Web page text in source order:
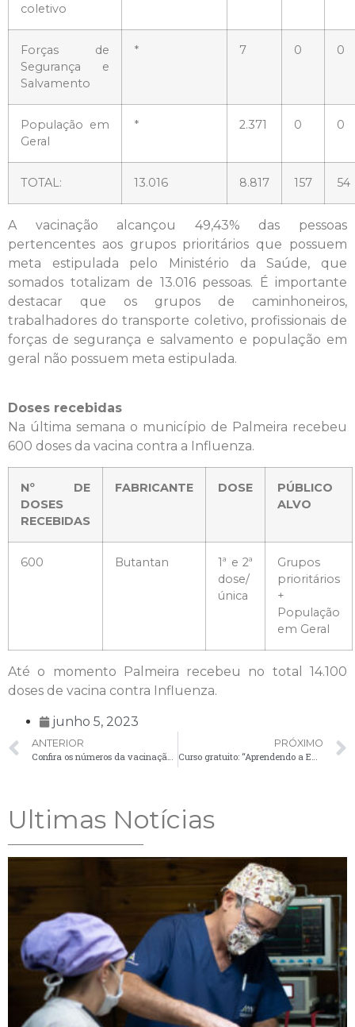
coletivo
Forças de
Segurança e
Salvamento
* 7 0 0
População em
Geral
* 2.371 0 0
TOTAL: 13.016 8.817 157 54
A vacinação alcançou 49,43% das pessoas
pertencentes aos grupos prioritários que possuem
meta estipulada pelo Ministério da Saúde, que
somados totalizam de 13.016 pessoas. É importante
destacar que os grupos de caminhoneiros,
trabalhadores do transporte coletivo, profissionais de
forças de segurança e salvamento e população em
geral não possuem meta estipulada.
Doses recebidas
Na última semana o município de Palmeira recebeu
600 doses da vacina contra a Influenza.
Nº DE
DOSES
RECEBIDAS
FABRICANTE DOSE
PÚBLICO
ALVO
600 Butantan
1ª e 2ª
dose/
única
Grupos
prioritários
+
População
em Geral
Até o momento Palmeira recebeu no total 14.100
doses de vacina contra Influenza.
junho 5, 2023
ANTERIOR
PRÓXIMO
Ultimas Notícias